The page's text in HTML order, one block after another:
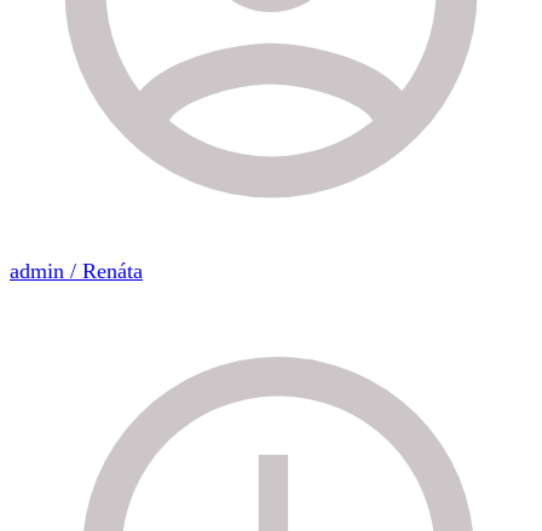
admin / Renáta